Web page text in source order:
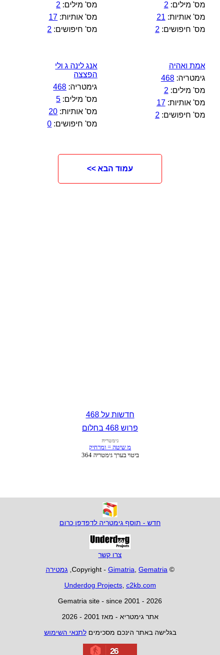
מס' מילים: 2
מס' אותיות: 21
מס' חיפושים: 2
מס' מילים: 2
מס' אותיות: 17
מס' חיפושים: 2
אמת ואהיה
גימטריה:468
מס' מילים: 2
מס' אותיות:17
מס' חיפושים: 2
אנג לינה ג ולי
הפצצה
גימטריה: 468
מס' מילים: 5
מס' אותיות: 20
מס' חיפושים: 0
עמוד הבא >>
חדשות על 468
פרוש 468 בחלום
חדש - תוסף גימטריה לדפדפן כרום
צרו קשר
© Copyright -
Gimatria, Gematria
, גמטירה
Underdog Projects, c2kb.com
Gematria site - since 2001 - 2026
אתר גימטריא - מאז 2001 - 2026
בגלישה באתר הינכם מסכימיםלתנאי השימוש
26